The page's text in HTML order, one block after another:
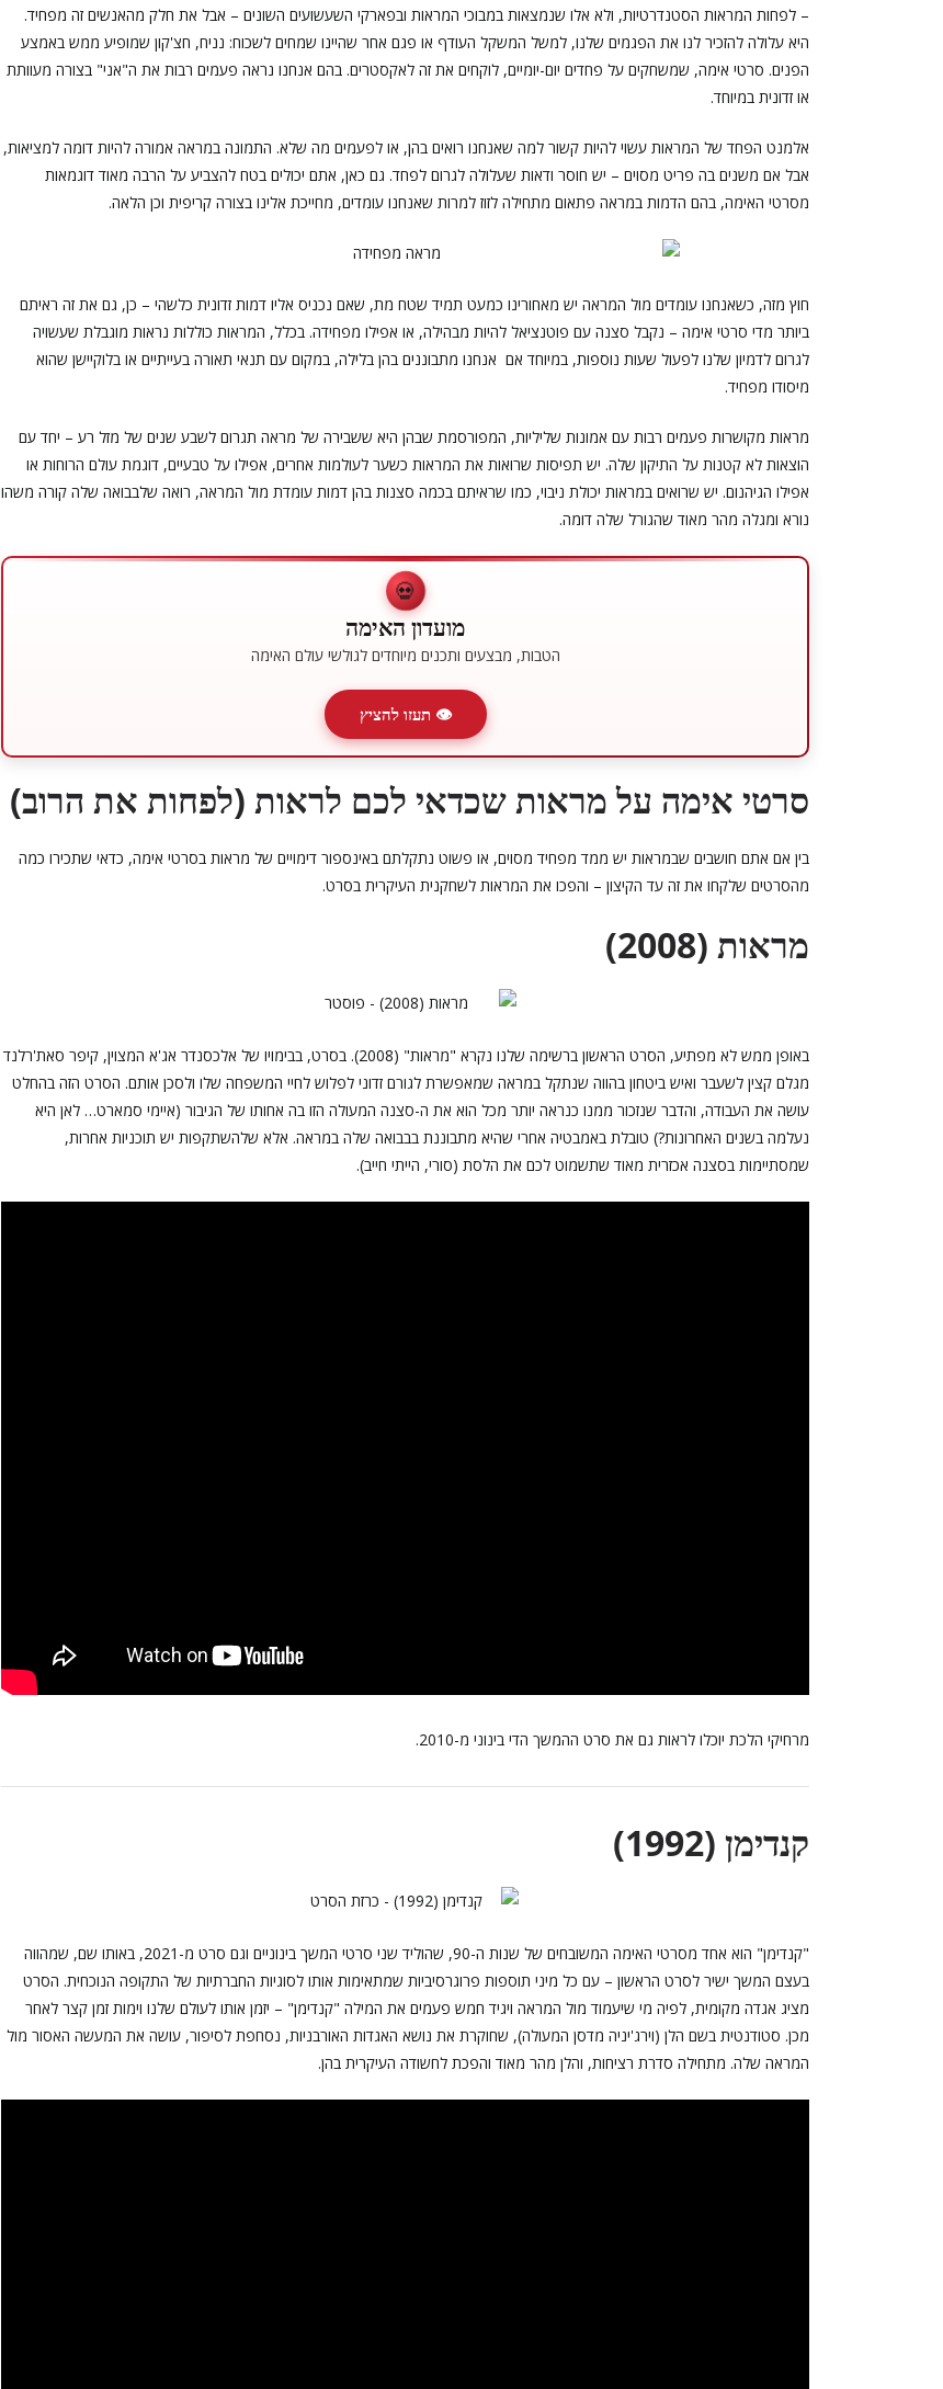
– לפחות המראות הסטנדרטיות, ולא אלו שנמצאות במבוכי המראות ובפארקי השעשועים השונים – אבל את חלק מהאנשים זה מפחיד.
היא עלולה להזכיר לנו את הפגמים שלנו, למשל המשקל העודף או פגם אחר שהיינו שמחים לשכוח: נניח, חצ'קון שמופיע ממש באמצע
הפנים. סרטי אימה, שמשחקים על פחדים יום-יומיים, לוקחים את זה לאקסטרים. בהם אנחנו נראה פעמים רבות את ה"אני" בצורה מעוותת
או זדונית במיוחד.
אלמנט הפחד של המראות עשוי להיות קשור למה שאנחנו רואים בהן, או לפעמים מה שלא. התמונה במראה אמורה להיות דומה למציאות,
אבל אם משנים בה פריט מסוים – יש חוסר ודאות שעלולה לגרום לפחד. גם כאן, אתם יכולים בטח להצביע על הרבה מאוד דוגמאות
מסרטי האימה, בהם הדמות במראה פתאום מתחילה לזוז למרות שאנחנו עומדים, מחייכת אלינו בצורה קריפית וכן הלאה.
חוץ מזה, כשאנחנו עומדים מול המראה יש מאחורינו כמעט תמיד שטח מת, שאם נכניס אליו דמות זדונית כלשהי – כן, גם את זה ראיתם
ביותר מדי סרטי אימה – נקבל סצנה עם פוטנציאל להיות מבהילה, או אפילו מפחידה. בכלל, המראות כוללות נראות מוגבלת שעשויה
לגרום לדמיון שלנו לפעול שעות נוספות, במיוחד אם אנחנו מתבוננים בהן בלילה, במקום עם תנאי תאורה בעייתיים או בלוקיישן שהוא
מיסודו מפחיד.
מראות מקושרות פעמים רבות עם אמונות שליליות, המפורסמת שבהן היא ששבירה של מראה תגרום לשבע שנים של מזל רע – יחד עם
הוצאות לא קטנות על התיקון שלה. יש תפיסות שרואות את המראות כשער לעולמות אחרים, אפילו על טבעיים, דוגמת עולם הרוחות או
אפילו הגיהנום. יש שרואים במראות יכולת ניבוי, כמו שראיתם בכמה סצנות בהן דמות עומדת מול המראה, רואה שלבבואה שלה קורה משהו
נורא ומגלה מהר מאוד שהגורל שלה דומה.
💀
מועדון האימה
הטבות, מבצעים ותכנים מיוחדים לגולשי עולם האימה
👁 תעזו להציץ
סרטי אימה על מראות שכדאי לכם לראות (לפחות את הרוב)
בין אם אתם חושבים שבמראות יש ממד מפחיד מסוים, או פשוט נתקלתם באינספור דימויים של מראות בסרטי אימה, כדאי שתכירו כמה
מהסרטים שלקחו את זה עד הקיצון – והפכו את המראות לשחקנית העיקרית בסרט.
מראות (2008)
באופן ממש לא מפתיע, הסרט הראשון ברשימה שלנו נקרא "מראות" (2008). בסרט, בבימויו של אלכסנדר אג'א המצוין, קיפר סאת'רלנד
מגלם קצין לשעבר ואיש ביטחון בהווה שנתקל במראה שמאפשרת לגורם זדוני לפלוש לחיי המשפחה שלו ולסכן אותם. הסרט הזה בהחלט
עושה את העבודה, והדבר שנזכור ממנו כנראה יותר מכל הוא את ה-סצנה המעולה הזו בה אחותו של הגיבור (איימי סמארט… לאן היא
נעלמה בשנים האחרונות?) טובלת באמבטיה אחרי שהיא מתבוננת בבבואה שלה במראה. אלא שלהשתקפות יש תוכניות אחרות,
שמסתיימות בסצנה אכזרית מאוד שתשמוט לכם את הלסת (סורי, הייתי חייב).
מרחיקי הלכת יוכלו לראות גם את סרט ההמשך הדי בינוני מ-2010.
קנדימן (1992)
"קנדימן" הוא אחד מסרטי האימה המשובחים של שנות ה-90, שהוליד שני סרטי המשך בינוניים וגם סרט מ-2021, באותו שם, שמהווה
בעצם המשך ישיר לסרט הראשון – עם כל מיני תוספות פרוגרסיביות שמתאימות אותו לסוגיות החברתיות של התקופה הנוכחית. הסרט
מציג אגדה מקומית, לפיה מי שיעמוד מול המראה ויגיד חמש פעמים את המילה "קנדימן" – יזמן אותו לעולם שלנו וימות זמן קצר לאחר
מכן. סטודנטית בשם הלן (וירג'יניה מדסן המעולה), שחוקרת את נושא האגדות האורבניות, נסחפת לסיפור, עושה את המעשה האסור מול
המראה שלה. מתחילה סדרת רציחות, והלן מהר מאוד והפכת לחשודה העיקרית בהן.